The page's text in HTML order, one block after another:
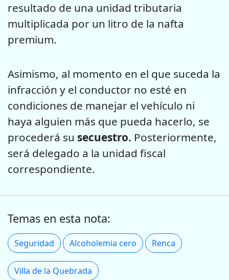
resultado de una unidad tributaria
multiplicada por un litro de la nafta
premium.
Asimismo, al momento en el que suceda la
infracción y el conductor no esté en
condiciones de manejar el vehículo ni
haya alguien más que pueda hacerlo, se
procederá su secuestro. Posteriormente,
será delegado a la unidad fiscal
correspondiente.
Temas en esta nota:
Seguridad Alcoholemia cero Renca
Villa de la Quebrada